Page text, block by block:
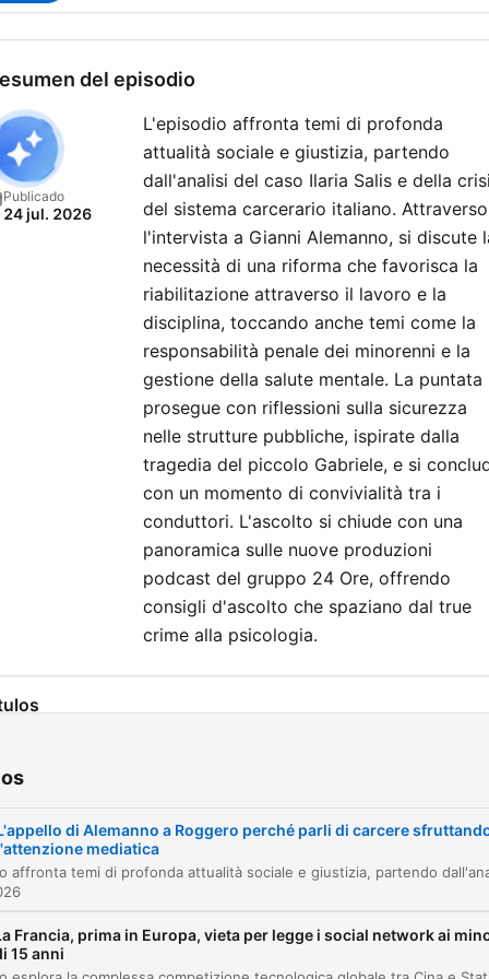
storie, quelle dei
famosi e delle persone
, imprenditori, insegnanti,
concorrono con le loro
esperienze e le loro
raccontare le molte
sfaccettature della realtà. Ci
sono gli ospiti e ci sono i
personaggi a cui dà vita
Leonardo Manera, che
rappresentano le
esasperazioni della realtà e
spesso sono più veri del
E poi le rubricheIl
del giornoe a grande
richiesta tornanoLa carta
costa, ossia l’articolo di
giornale più inutile del
insindacabile giudizio del
conduttore, eMani sul
volante, cioè la notizia che
arrabbiare di più.
del episodio
Publicado
24 jul. 2026
L'episodio affronta temi di profonda
attualità sociale e giustizia, partendo
dall'analisi del caso Ilaria Salis e della crisi
del sistema carcerario italiano. Attraverso
l'intervista a Gianni Alemanno, si discute
necessità di una riforma che favorisca la
riabilitazione attraverso il lavoro e la
disciplina, toccando anche temi come la
responsabilità penale dei minorenni e la
gestione della salute mentale. La puntata
prosegue con riflessioni sulla sicurezza
nelle strutture pubbliche, ispirate dalla
tragedia del piccolo Gabriele, e si
con un momento di convivialità tra i
conduttori. L'ascolto si chiude con una
panoramica sulle nuove produzioni
podcast del gruppo 24 Ore, offrendo
consigli d'ascolto che spaziano dal true
crime alla psicologia.
00:07:55
Nuove norme sulla responsabilità penale dei
minorenni
carceraria
di Alemanno a Roggero perché parli di carcere
mediatica
Francia, prima in Europa, vieta per legge i social network ai
15 anni